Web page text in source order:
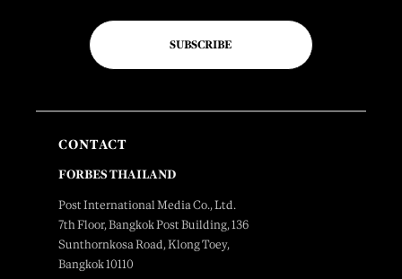
SUBSCRIBE
CONTACT
FORBES THAILAND
Post International Media Co., Ltd.
7th Floor, Bangkok Post Building, 136
Sunthornkosa Road, Klong Toey,
Bangkok 10110